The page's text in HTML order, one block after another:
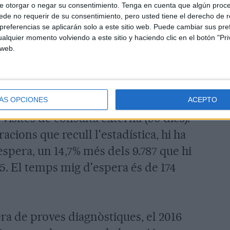
otorgar o negar su consentimiento. Tenga en cuenta que algún
no requerir de su consentimiento, pero usted tiene el derecho de
se aplicarán solo a este sitio web. Puede cambiar sus
momento volviendo a este sitio y haciendo clic en el botón
OPCIONES ACEPTO
de cor, fins a arribar a intervenir
permetrà reduir el nombre de
a l'hospital Germans Trias i Pujol
terminis de referència per a tota la
(màxim de 365 dies) i per a
de consulta externa (90 dies).
que recull l'estadística, hi ha
un 14,7% més dels 9.787 que hi
El temps mig d'espera és de 174
de proves diagnòstiques, el 2016